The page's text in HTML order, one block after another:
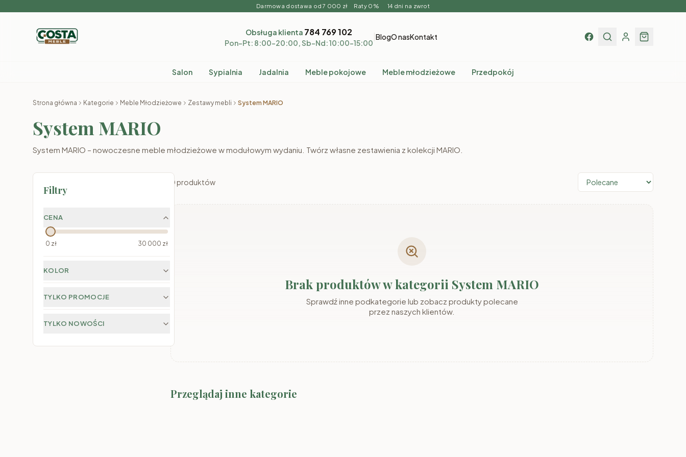
Darmowa dostawa od 7 000 zł Raty 0% 14 dni na zwrot
Obsługa klienta 784 769 102
Pon–Pt: 8:00–20:00, Sb–Nd: 10:00–15:00
BlogO nasKontakt
Salon Sypialnia Jadalnia Meble pokojowe Meble młodzieżowe Przedpokój
Strona główna Kategorie Meble Młodzieżowe Zestawy mebli System MARIO
System MARIO
System MARIO – nowoczesne meble młodzieżowe w modułowym wydaniu. Twórz własne zestawienia z kolekcji MARIO.
Filtry
CENA
0 zł 30 000 zł
KOLOR
TYLKO PROMOCJE
TYLKO NOWOŚCI
0produktów
Brak produktów w kategorii System MARIO
Sprawdź inne podkategorie lub zobacz produkty polecane
przez naszych klientów.
Przeglądaj inne kategorie
Meble SMYK I Meble SMYK II